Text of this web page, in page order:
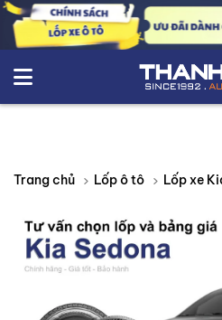
Trang chủ Lốp ô tô